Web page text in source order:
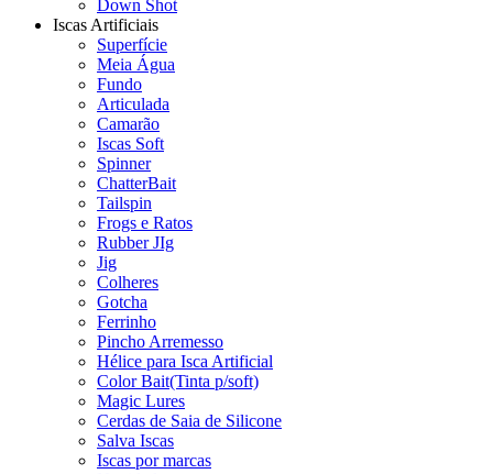
Down Shot
Iscas Artificiais
Superfície
Meia Água
Fundo
Articulada
Camarão
Iscas Soft
Spinner
ChatterBait
Tailspin
Frogs e Ratos
Rubber JIg
Jig
Colheres
Gotcha
Ferrinho
Pincho Arremesso
Hélice para Isca Artificial
Color Bait(Tinta p/soft)
Magic Lures
Cerdas de Saia de Silicone
Salva Iscas
Iscas por marcas